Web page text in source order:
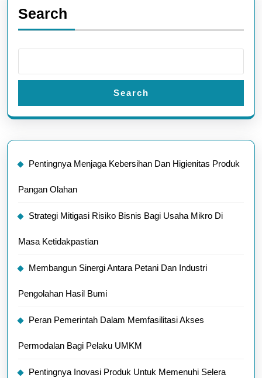
Search
Search
Pentingnya Menjaga Kebersihan Dan Higienitas Produk
Pangan Olahan
Strategi Mitigasi Risiko Bisnis Bagi Usaha Mikro Di
Masa Ketidakpastian
Membangun Sinergi Antara Petani Dan Industri
Pengolahan Hasil Bumi
Peran Pemerintah Dalam Memfasilitasi Akses
Permodalan Bagi Pelaku UMKM
Pentingnya Inovasi Produk Untuk Memenuhi Selera